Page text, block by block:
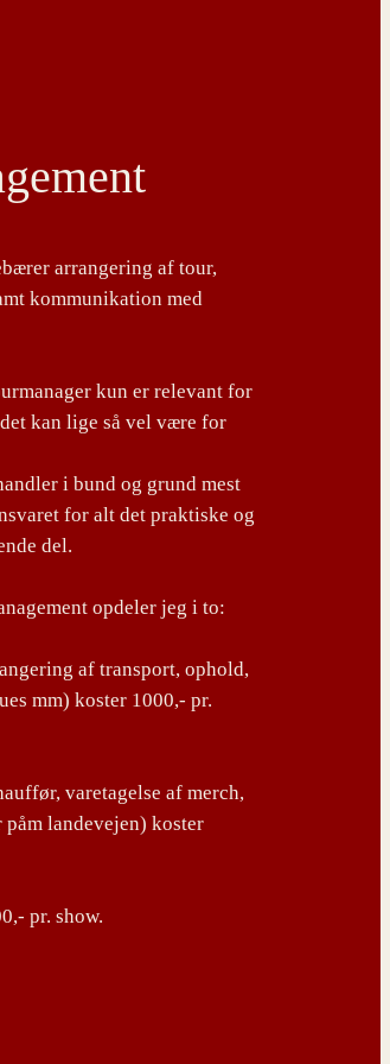
arrangering af tour,
kommunikation med
kun er relevant for
kan lige så vel være for
i bund og grund mest
for alt det praktiske og
del.
opdeler jeg i to:
af transport, ophold,
mm) koster 1000,- pr.
varetagelse af merch,
landevejen) koster
pr. show.